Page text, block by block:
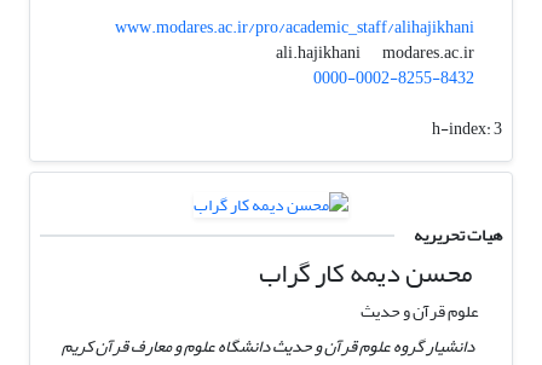
www.modares.ac.ir/pro/academic_staff/alihajikhani
ali.hajikhani
modares.ac.ir
0000-0002-8255-8432
h-index:3
هیات تحریریه
محسن دیمه کار گراب
علوم قرآن و حدیث
دانشیار گروه علوم قرآن و حدیث دانشگاه علوم و معارف قرآن کریم